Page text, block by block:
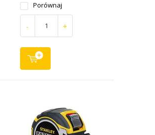
Porównaj
- +